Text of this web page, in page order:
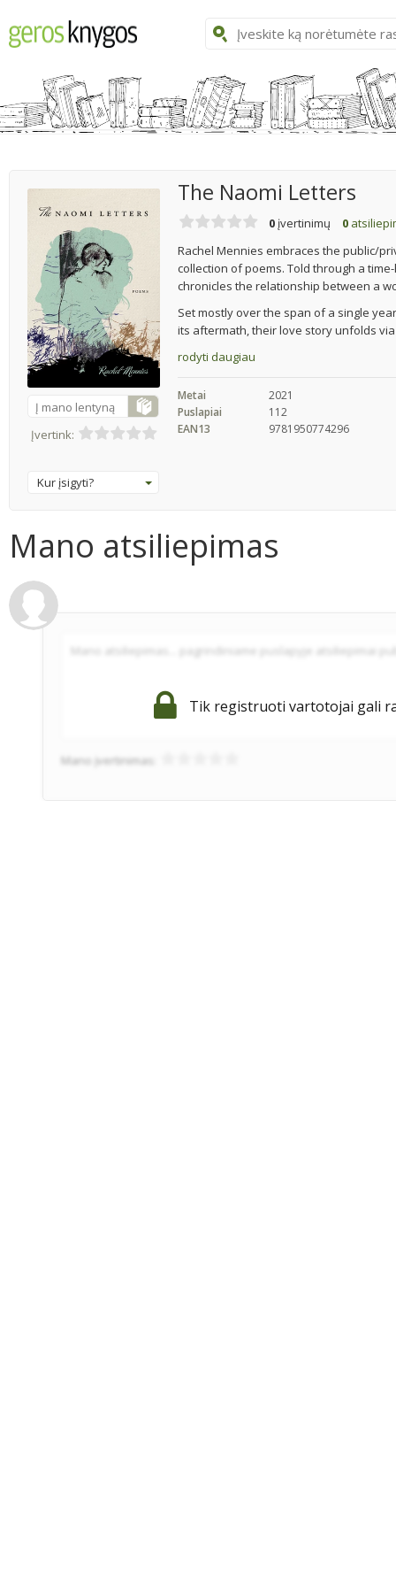
Į mano lentyną
Įvertink:
Kur įsigyti?
The Naomi Letters
0 įvertinimų 0
Rachel Mennies embraces the public/
collection of poems. Told through a
chronicles the relationship between a
Set mostly over the span of a single
its aftermath, their love story unfolds
rodyti daugiau
Metai
2021
Puslapiai
112
EAN13
9781950774296
Mano atsiliepimas
Tik registruoti vartotojai gali
Mano įvertinimas: